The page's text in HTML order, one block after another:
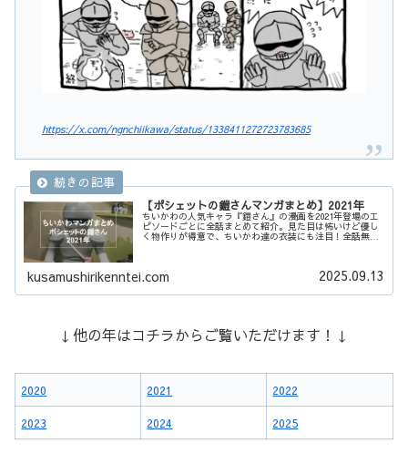
https://x.com/ngnchiikawa/status/1338411272723783685
【ポシェットの鎧さんマンガまとめ】2021年
ちいかわの人気キャラ『鎧さん』の漫画を2021年登場のエ
ピソードごとに全話まとめて紹介。見た目は怖いけど優し
く物作りが得意で、ちいかわ達の衣装にも注目！全話無料
kusamushirikenntei.com 2025.09.13
↓他の年はコチラからご覧いただけます！↓
2020 2021 2022
2023 2024 2025